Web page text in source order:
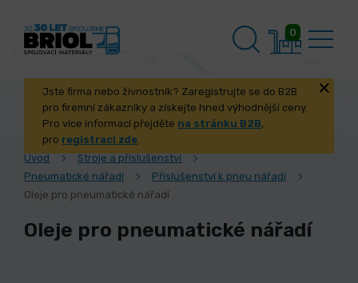
0
Jste firma nebo živnostník? Zaregistrujte se do B2B
pro firemní zákazníky a získejte hned výhodnější ceny.
Pro více informací přejděte na stránku B2B,
pro registraci zde.
Úvod
Stroje a příslušenství
Pneumatické nářadí
Příslušenství k pneu nářadí
Oleje pro pneumatické nářadí
Oleje pro pneumatické nářadí